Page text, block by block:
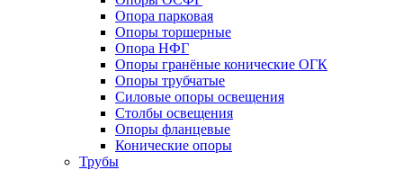
Опора парковая
Опоры торшерные
Опора НФГ
Опоры гранёные конические ОГК
Опоры трубчатые
Силовые опоры освещения
Столбы освещения
Опоры фланцевые
Конические опоры
Трубы